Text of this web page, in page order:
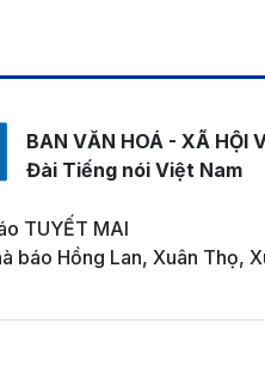
BAN VĂN HOÁ - XÃ HỘI
Đài Tiếng nói Việt Nam
TUYẾT MAI
báo Hồng Lan, Xuân Thọ,